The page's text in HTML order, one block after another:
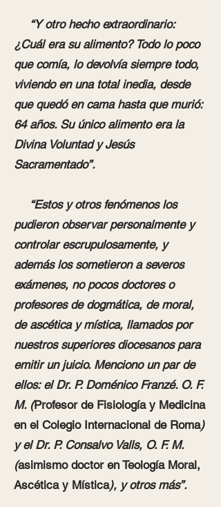
“Y otro hecho extraordinario:
¿Cuál era su alimento? Todo lo poco
que comía, lo devolvía siempre todo,
viviendo en una total inedia, desde
que quedó en cama hasta que murió:
64 años. Su único alimento era la
Divina Voluntad y Jesús
Sacramentado”.
“Estos y otros fenómenos los
pudieron observar personalmente y
controlar escrupulosamente, y
además los sometieron a severos
exámenes, no pocos doctores o
profesores de dogmática, de moral,
de ascética y mística, llamados por
nuestros superiores diocesanos para
emitir un juicio. Menciono un par de
ellos: el Dr. P. Doménico Franzé. O. F.
M. (Profesor de Fisiología y Medicina
en el Colegio Internacional de Roma)
y el Dr. P. Consalvo Valls, O. F. M.
(asimismo doctor en Teología Moral,
Ascética y Mística), y otros más”.